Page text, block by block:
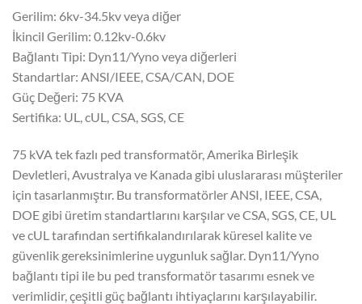
Gerilim: 6kv-34.5kv veya diğer
İkincil Gerilim: 0.12kv-0.6kv
Bağlantı Tipi: Dyn11/Yyno veya diğerleri
Standartlar: ANSI/IEEE, CSA/CAN, DOE
Güç Değeri: 75 KVA
Sertifika: UL, cUL, CSA, SGS, CE
75 kVA tek fazlı ped transformatör, Amerika Birleşik
Devletleri, Avustralya ve Kanada gibi uluslararası müşteriler
için tasarlanmıştır. Bu transformatörler ANSI, IEEE, CSA,
DOE gibi üretim standartlarını karşılar ve CSA, SGS, CE, UL
ve cUL tarafından sertifikalandırılarak küresel kalite ve
güvenlik gereksinimlerine uygunluk sağlar. Dyn11/Yyno
bağlantı tipi ile bu ped transformatör tasarımı esnek ve
verimlidir, çeşitli güç bağlantı ihtiyaçlarını karşılayabilir.